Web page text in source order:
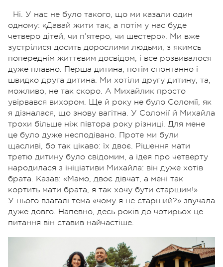
Ні. У нас не було такого, що ми казали один
одному: «Давай жити так, а потім у нас буде
четверо дітей, чи п’ятеро, чи шестеро». Ми вже
зустрілися досить дорослими людьми, з якимсь
попереднім життєвим досвідом, і все розвивалося
дуже плавно. Перша дитина, потім спонтанно і
швидко друга дитина. Ми хотіли другу дитину, та,
можливо, не так скоро. А Михайлик просто
увірвався вихором. Ще й року не було Соломії, як
я дізналася, що знову вагітна. У Соломії й Михайла
трохи більше ніж півтора року різниці. Для мене
це було дуже несподівано. Проте ми були
щасливі, бо так цікаво: їх двоє. Рішення мати
третю дитину було свідомим, а ідея про четверту
народилася з ініціативи Михайла: він дуже хотів
брата. Казав: «Мамо, двоє дівчат, а мені так
кортить мати брата, я так хочу бути старшим!»
У нього взагалі тема «чому я не старший?» звучала
дуже довго. Напевно, десь років до чотирьох це
питання він ставив найчастіше.